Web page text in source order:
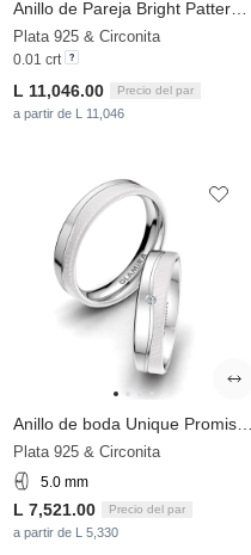
Plata 925 & Circonita
0.01 crt
L 11,046.00 Precio del par
a partir de L 11,046
Plata 925 & Circonita
5.0 mm
L 7,521.00 Precio del par
a partir de L 5,330